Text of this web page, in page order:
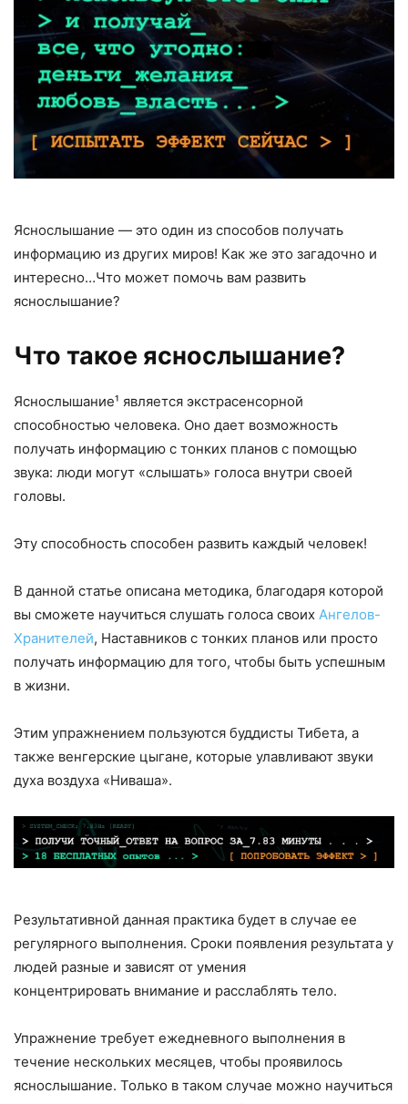
Яснослышание — это один из способов получать
информацию из других миров! Как же это загадочно и
интересно…Что может помочь вам развить
яснослышание?
Что такое яснослышание?
Яснослышание¹ является экстрасенсорной
способностью человека. Оно дает возможность
получать информацию с тонких планов с помощью
звука: люди могут «слышать» голоса внутри своей
головы.
Эту способность способен развить каждый человек!
В данной статье описана методика, благодаря которой
вы сможете научиться слушать голоса своих Ангелов-
Хранителей, Наставников с тонких планов или просто
получать информацию для того, чтобы быть успешным
в жизни.
Этим упражнением пользуются буддисты Тибета, а
также венгерские цыгане, которые улавливают звуки
духа воздуха «Ниваша».
Результативной данная практика будет в случае ее
регулярного выполнения. Сроки появления результата у
людей разные и зависят от умения
концентрировать внимание и расслаблять тело.
Упражнение требует ежедневного выполнения в
течение нескольких месяцев, чтобы проявилось
яснослышание. Только в таком случае можно научиться